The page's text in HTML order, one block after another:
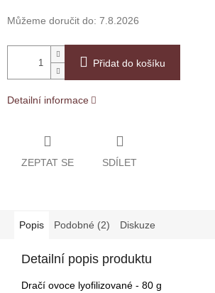
Můžeme doručit do: 7.8.2026
Přidat do košíku
Detailní informace
ZEPTAT SE SDÍLET
Popis Podobné (2) Diskuze
Detailní popis produktu
Dračí ovoce lyofilizované - 80 g